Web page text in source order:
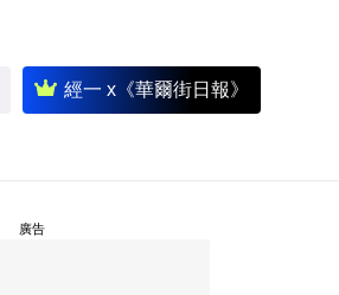
經一 x《華爾街日報》
廣告